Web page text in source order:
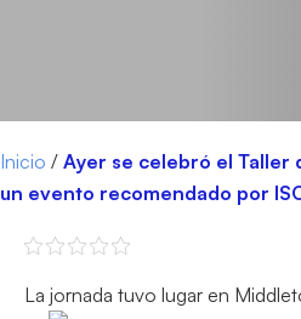
Inicio / Ayer se celebró el Taller
un evento recomendado por
La jornada tuvo lugar en